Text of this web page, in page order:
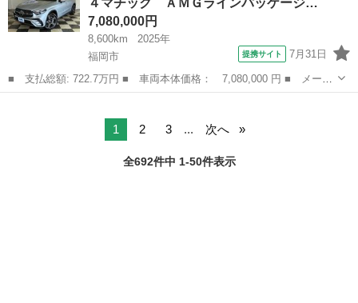
1900c...
４マチック ＡＭＧラインパッケージ…
7,080,000円
8,600km
2025年
福岡市
提携サイト 7月31日
■ 支払総額: 722.7万円 ■ 車両本体価格： 7,080,000 円 ■ メーカ
ー名： メルセデス・ベンツ ■ 車種名： ＧＬＣ ■ グレード
1 2 3 ... 次へ
全692件中 1-50件表示